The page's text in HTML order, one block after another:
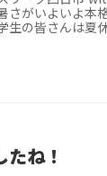
さがいよいよ本
生の皆さんは夏
ね！